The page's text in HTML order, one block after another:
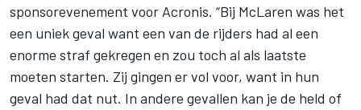
sponsorevenement voor Acronis. “Bij McLaren was het
een uniek geval want een van de rijders had al een
enorme straf gekregen en zou toch al als laatste
moeten starten. Zij gingen er vol voor, want in hun
geval had dat nut. In andere gevallen kan je de held of